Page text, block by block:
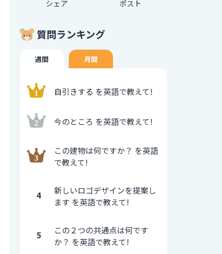
シェア ポスト
質問ランキング
週間 月間
自引きする を英語で教えて!
今のところ を英語で教えて!
この建物は何ですか？ を英語
で教えて!
4
新しいロゴデザインを提案し
ます を英語で教えて!
5
この２つの共通点は何です
か？ を英語で教えて!